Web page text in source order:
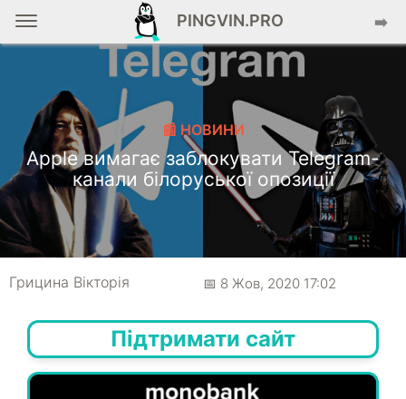
PINGVIN.PRO ➡️
📰 НОВИНИ
Apple вимагає заблокувати Telegram-
канали білоруської опозиції
Грицина Вікторія 📅 8 Жов, 2020 17:02
Підтримати сайт